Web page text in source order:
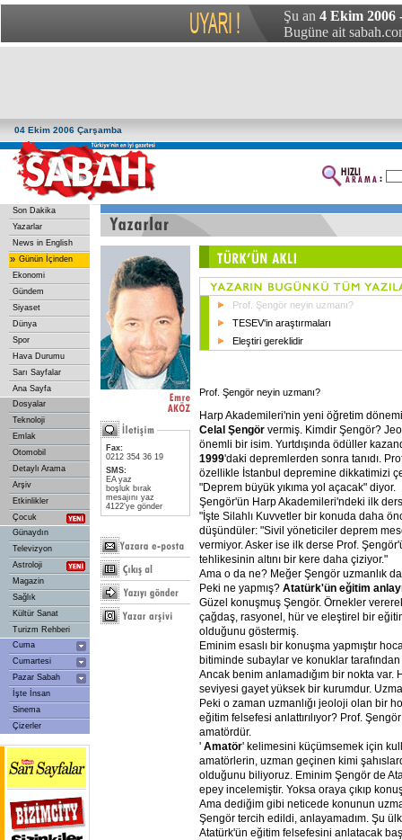
Şu an 4 Ekim 2006
Bugüne ait
04 Ekim 2006 Çarşamba
Son Dakika
Yazarlar
News in English
» Günün İçinden
Ekonomi
Gündem
Siyaset
Dünya
Spor
Hava Durumu
Sarı Sayfalar
Ana Sayfa
Dosyalar
Teknoloji
Emlak
Otomobil
Detaylı Arama
Arşiv
Etkinlikler
Çocuk
Günaydın
Televizyon
Astroloji
Magazin
Sağlık
Kültür Sanat
Turizm Rehberi
Cuma
Cumartesi
Pazar Sabah
İşte İnsan
Sinema
Çizerler
Fax:
0212 354 36 19
SMS:
EA yaz
boşluk bırak
mesajını yaz
4122'ye gönder
Prof. Şengör neyin uzmanı?
TESEV'in araştırmaları
Eleştiri gereklidir
Prof. Şengör neyin uzmanı?
Harp Akademileri'nin yeni öğretim
Celal Şengör vermiş. Kimdir Şengör?
önemli bir isim. Yurtdışında ödüller
1999'daki depremlerden sonra tanıdı.
özellikle İstanbul depremine dikkatimizi
"Deprem büyük yıkıma yol açacak" diyor.
Şengör'ün Harp Akademileri'ndeki ilk
"İşte Silahlı Kuvvetler bir konuda daha
düşündüler: "Sivil yöneticiler deprem
vermiyor. Asker ise ilk derse Prof.
tehlikesinin altını bir kere daha çiziyor."
Ama o da ne? Meğer Şengör uzmanlık
Peki ne yapmış? Atatürk'ün eğitim
Güzel konuşmuş Şengör. Örnekler
çağdaş, rasyonel, hür ve eleştirel bir
olduğunu göstermiş.
Eminim esaslı bir konuşma yapmıştır
bitiminde subaylar ve konuklar tarafından
Ancak benim anlamadığım bir nokta var.
seviyesi gayet yüksek bir kurumdur.
Peki o zaman uzmanlığı jeoloji olan bir
eğitim felsefesi anlattırılıyor? Prof.
amatördür.
' Amatör' kelimesini küçümsemek için
amatörlerin, uzman geçinen kimi
olduğunu biliyoruz. Eminim Şengör de
epey incelemiştir. Yoksa oraya çıkıp
Ama dediğim gibi neticede konunun
Şengör tercih edildi, anlayamadım. Şu
Atatürk'ün eğitim felsefesini anlatacak